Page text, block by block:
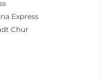
Express
Chur